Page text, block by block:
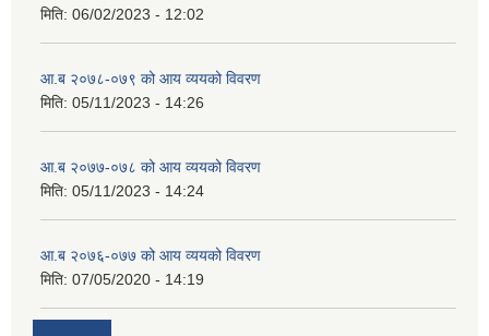
मिति: 06/02/2023 - 12:02
आ.ब २०७८-०७९ को आय व्ययको विवरण
मिति: 05/11/2023 - 14:26
आ.ब २०७७-०७८ को आय व्ययको विवरण
मिति: 05/11/2023 - 14:24
आ.ब २०७६-०७७ को आय व्ययको विवरण
मिति: 07/05/2020 - 14:19